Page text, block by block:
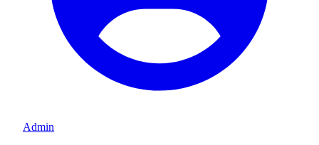
Admin